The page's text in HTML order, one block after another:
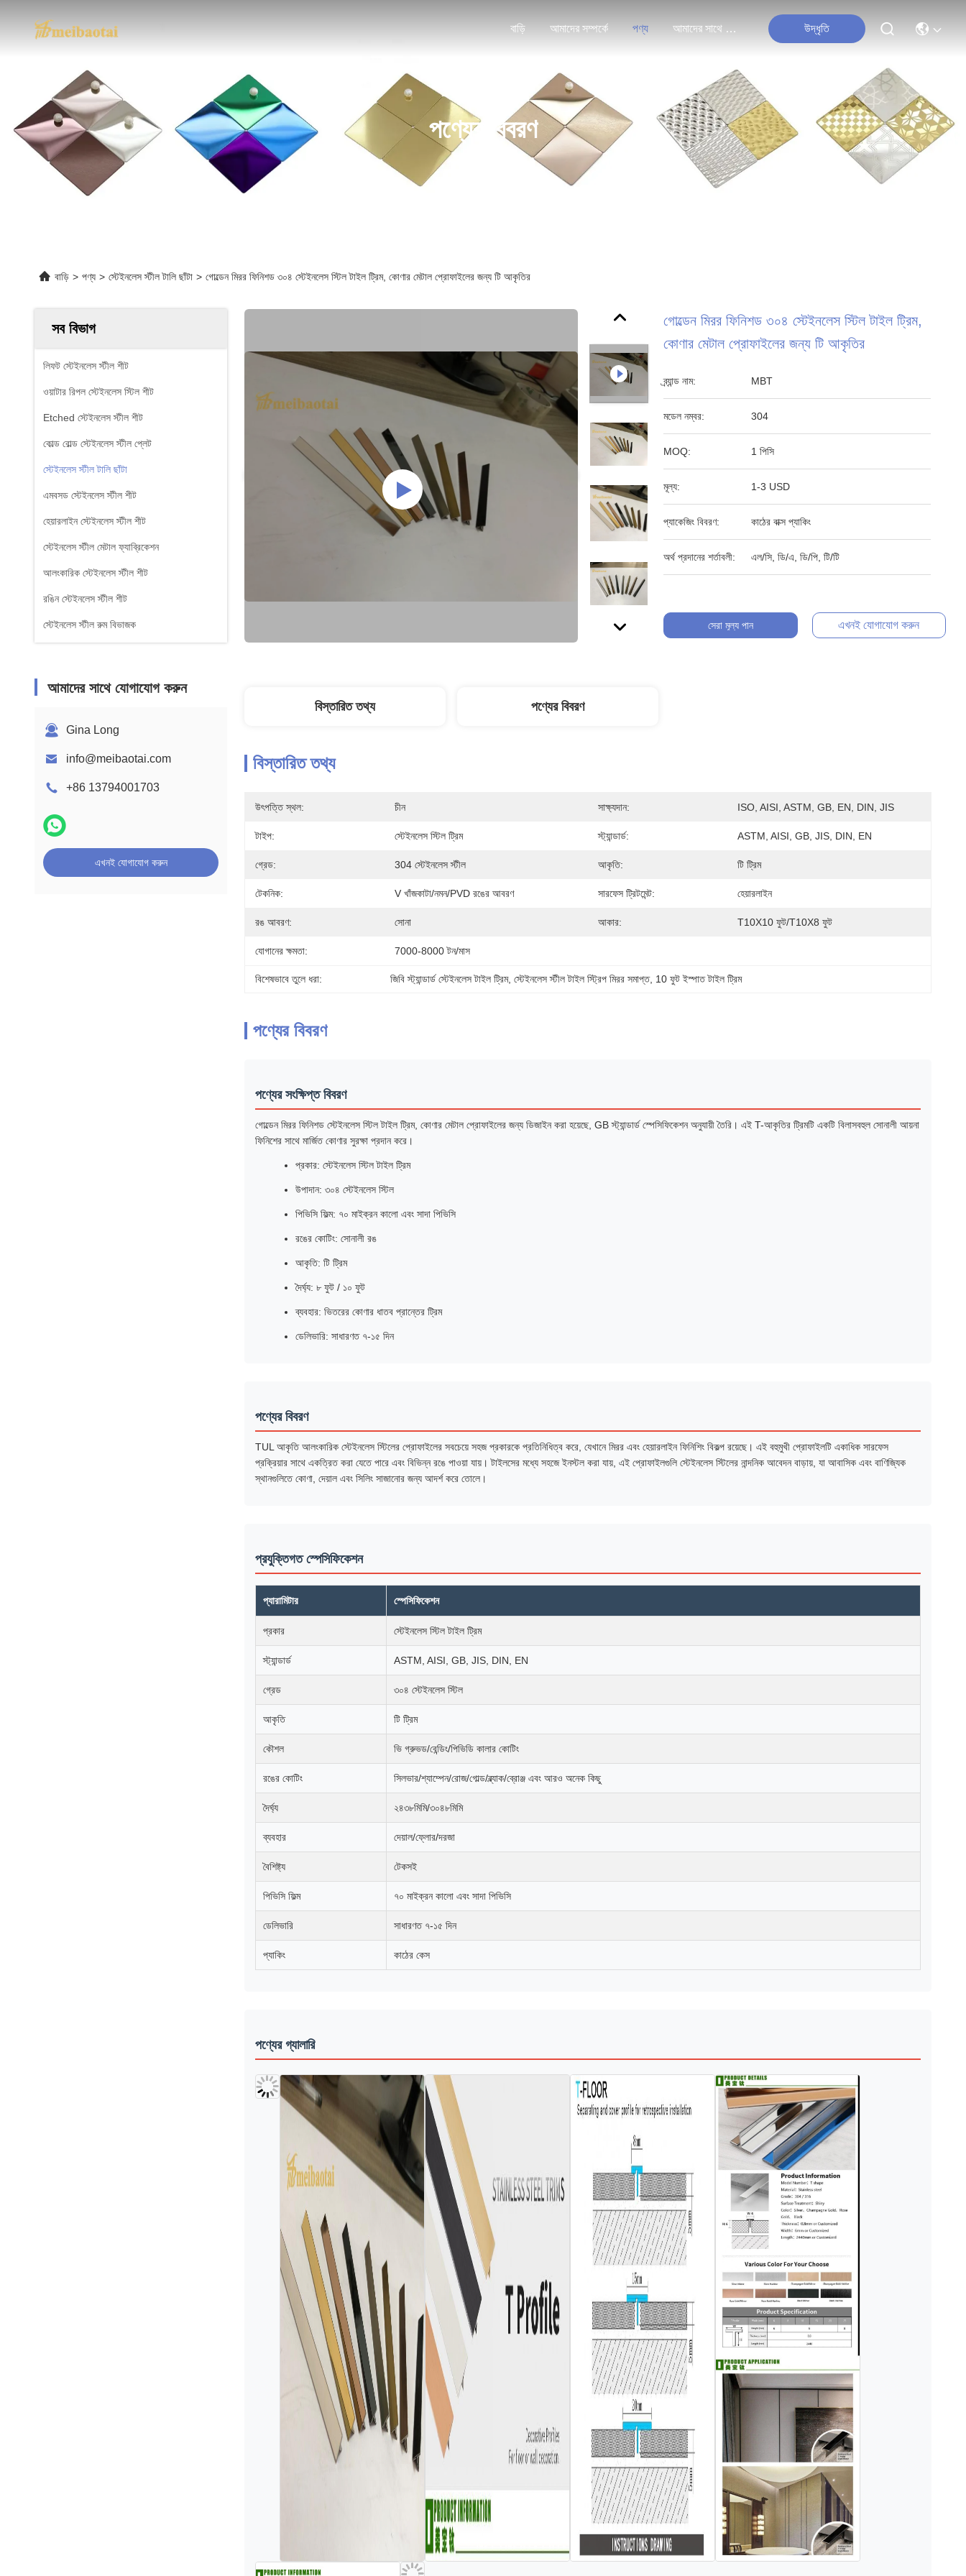
বাড়ি আমাদের সম্পর্কে পণ্য আমাদের সাথে যোগাযোগ করুন উদ্ধৃতি
পণ্যের বিবরণ
বাড়ি > পণ্য > স্টেইনলেস স্টীল টালি ছাঁটা > গোল্ডেন মিরর ফিনিশড ৩০৪ স্টেইনলেস স্টিল টাইল ট্রিম, কোণার মেটাল প্রোফাইলের জন্য টি আকৃতির
সব বিভাগ
লিফট স্টেইনলেস স্টীল শীট
ওয়াটার রিপল স্টেইনলেস স্টিল শীট
Etched স্টেইনলেস স্টীল শীট
কোল্ড রোল্ড স্টেইনলেস স্টীল প্লেট
স্টেইনলেস স্টীল টালি ছাঁটা
এমবসড স্টেইনলেস স্টীল শীট
হেয়ারলাইন স্টেইনলেস স্টীল শীট
স্টেইনলেস স্টীল মেটাল ফ্যাব্রিকেশন
আলংকারিক স্টেইনলেস স্টীল শীট
রঙিন স্টেইনলেস স্টীল শীট
স্টেইনলেস স্টীল রুম বিভাজক
আমাদের সাথে যোগাযোগ করুন
Gina Long
info@meibaotai.com
+86 13794001703
এখনই যোগাযোগ করুন
গোল্ডেন মিরর ফিনিশড ৩০৪ স্টেইনলেস স্টিল টাইল ট্রিম,
কোণার মেটাল প্রোফাইলের জন্য টি আকৃতির
ব্র্যান্ড নাম: MBT
মডেল নম্বর: 304
MOQ: 1 পিসি
মূল্য: 1-3 USD
প্যাকেজিং বিবরণ: কাঠের বাক্স প্যাকিং
অর্থ প্রদানের শর্তাবলী: এল/সি, ডি/এ, ডি/পি, টি/টি
সেরা মূল্য পান এখনই যোগাযোগ করুন
বিস্তারিত তথ্য পণ্যের বিবরণ
বিস্তারিত তথ্য
উৎপত্তি স্থল: চীন সাক্ষ্যদান: ISO, AISI, ASTM, GB, EN, DIN, JIS
টাইপ: স্টেইনলেস স্টিল ট্রিম স্ট্যান্ডার্ড: ASTM, AISI, GB, JIS, DIN, EN
গ্রেড: 304 স্টেইনলেস স্টীল আকৃতি: টি ট্রিম
টেকনিক: V খাঁজকাটা/নমন/PVD রঙের আবরণ সারফেস ট্রিটমেন্ট: হেয়ারলাইন
রঙ আবরণ: সোনা আকার: T10X10 ফুট/T10X8 ফুট
যোগানের ক্ষমতা: 7000-8000 টন/মাস
বিশেষভাবে তুলে ধরা: জিবি স্ট্যান্ডার্ড স্টেইনলেস টাইল ট্রিম, স্টেইনলেস স্টীল টাইল স্ট্রিপ মিরর সমাপ্ত, 10 ফুট ইস্পাত টাইল ট্রিম
পণ্যের বিবরণ
পণ্যের সংক্ষিপ্ত বিবরণ
গোল্ডেন মিরর ফিনিশড স্টেইনলেস স্টিল টাইল ট্রিম, কোণার মেটাল প্রোফাইলের জন্য ডিজাইন করা হয়েছে, GB স্ট্যান্ডার্ড স্পেসিফিকেশন অনুযায়ী তৈরি। এই T-আকৃতির ট্রিমটি একটি বিলাসবহুল সোনালী আয়না
ফিনিশের সাথে মার্জিত কোণার সুরক্ষা প্রদান করে।
প্রকার: স্টেইনলেস স্টিল টাইল ট্রিম
উপাদান: ৩০৪ স্টেইনলেস স্টিল
পিভিসি ফিল্ম: ৭০ মাইক্রন কালো এবং সাদা পিভিসি
রঙের কোটিং: সোনালী রঙ
আকৃতি: টি ট্রিম
দৈর্ঘ্য: ৮ ফুট / ১০ ফুট
ব্যবহার: ভিতরের কোণার ধাতব প্রান্তের ট্রিম
ডেলিভারি: সাধারণত ৭-১৫ দিন
পণ্যের বিবরণ
TUL আকৃতি আলংকারিক স্টেইনলেস স্টিলের প্রোফাইলের সবচেয়ে সহজ প্রকারকে প্রতিনিধিত্ব করে, যেখানে মিরর এবং হেয়ারলাইন ফিনিশিং বিকল্প রয়েছে। এই বহুমুখী প্রোফাইলটি একাধিক সারফেস
প্রক্রিয়ার সাথে একত্রিত করা যেতে পারে এবং বিভিন্ন রঙে পাওয়া যায়। টাইলসের মধ্যে সহজে ইনস্টল করা যায়, এই প্রোফাইলগুলি স্টেইনলেস স্টিলের নান্দনিক আবেদন বাড়ায়, যা আবাসিক এবং বাণিজ্যিক
স্থানগুলিতে কোণা, দেয়াল এবং সিলিং সাজানোর জন্য আদর্শ করে তোলে।
প্রযুক্তিগত স্পেসিফিকেশন
প্যারামিটার স্পেসিফিকেশন
প্রকার স্টেইনলেস স্টিল টাইল ট্রিম
স্ট্যান্ডার্ড ASTM, AISI, GB, JIS, DIN, EN
গ্রেড ৩০৪ স্টেইনলেস স্টিল
আকৃতি টি ট্রিম
কৌশল ভি গ্রুভড/বেন্ডিং/পিভিডি কালার কোটিং
রঙের কোটিং সিলভার/শ্যাম্পেন/রোজ/গোল্ড/ব্ল্যাক/ব্রোঞ্জ এবং আরও অনেক কিছু
দৈর্ঘ্য ২৪৩৮মিমি/৩০৪৮মিমি
ব্যবহার দেয়াল/ফ্লোর/দরজা
বৈশিষ্ট্য টেকসই
পিভিসি ফিল্ম ৭০ মাইক্রন কালো এবং সাদা পিভিসি
ডেলিভারি সাধারণত ৭-১৫ দিন
প্যাকিং কাঠের কেস
পণ্যের গ্যালারি